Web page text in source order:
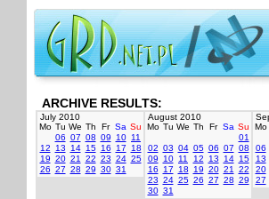
ARCHIVE RESULTS:
July 2010
Mo Tu We Th Fr Sa Su
06 07 08 09 10 11
12
13 14 15 16 17
18
19 20 21 22 23 24 25
26 27 28 29 30 31
August 2010
Mo Tu We Th Fr Sa Su
01
02 03 04 05 06 07 08
09
10 11 12 13 14 15
16
17 18 19 20 21
22
23 24 25 26 27 28 29
30 31
Mo
06
13
20
27